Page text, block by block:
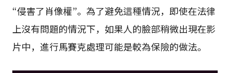
“侵害了肖像權”。為了避免這種情況，即使在法律
上沒有問題的情況下，如果人的臉部稍微出現在影
片中，進行馬賽克處理可能是較為保險的做法。